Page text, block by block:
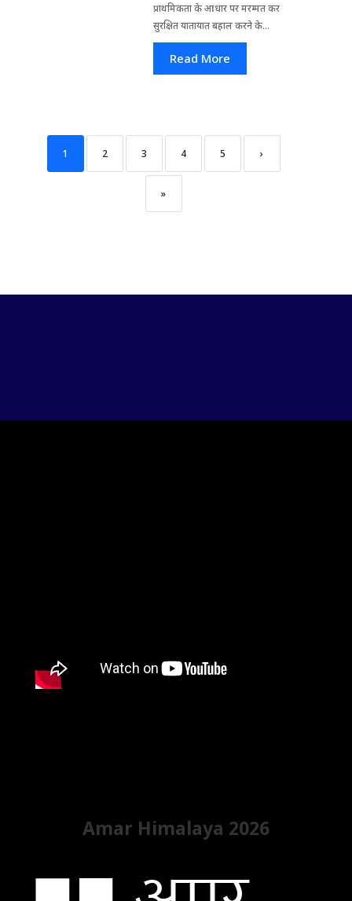
प्राथमिकता के आधार पर मरम्मत कर
सुरक्षित यातायात बहाल करने के...
Read More
1 2 3 4 5 ›
»
Amar Himalaya 2026